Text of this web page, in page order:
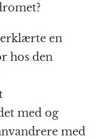
en
hos den
med og
med